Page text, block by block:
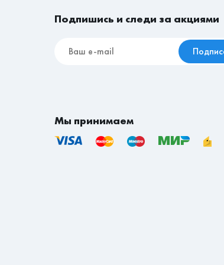
наши магазины.
Доставка по городу Находка - 700
Если вы находитесь не в
транспортной компании
доставки за счет покупателя по
Подпишись и следи за акциями
Мы принимаем